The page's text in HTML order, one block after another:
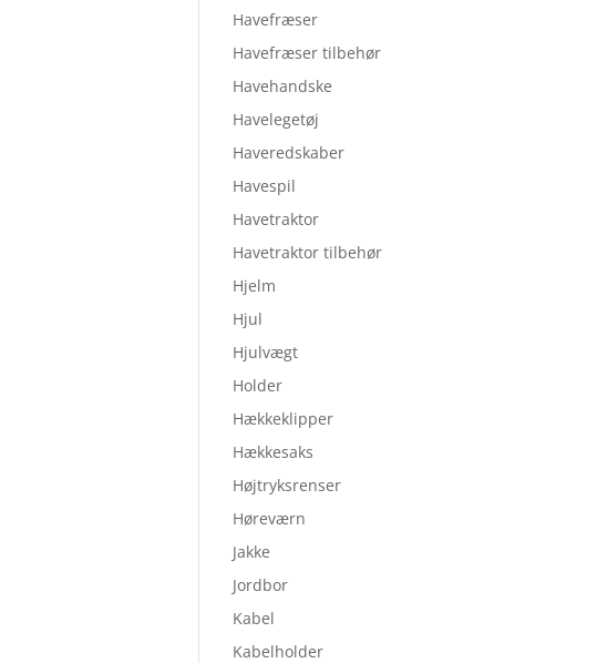
Havefræser
Havefræser tilbehør
Havehandske
Havelegetøj
Haveredskaber
Havespil
Havetraktor
Havetraktor tilbehør
Hjelm
Hjul
Hjulvægt
Holder
Hækkeklipper
Hækkesaks
Højtryksrenser
Høreværn
Jakke
Jordbor
Kabel
Kabelholder